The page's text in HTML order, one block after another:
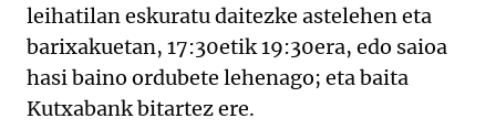
leihatilan eskuratu daitezke astelehen eta
barixakuetan, 17:30etik 19:30era, edo saioa
hasi baino ordubete lehenago; eta baita
Kutxabank bitartez ere.